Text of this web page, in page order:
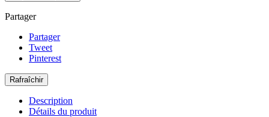
Partager
Partager
Tweet
Pinterest
Description
Détails du produit